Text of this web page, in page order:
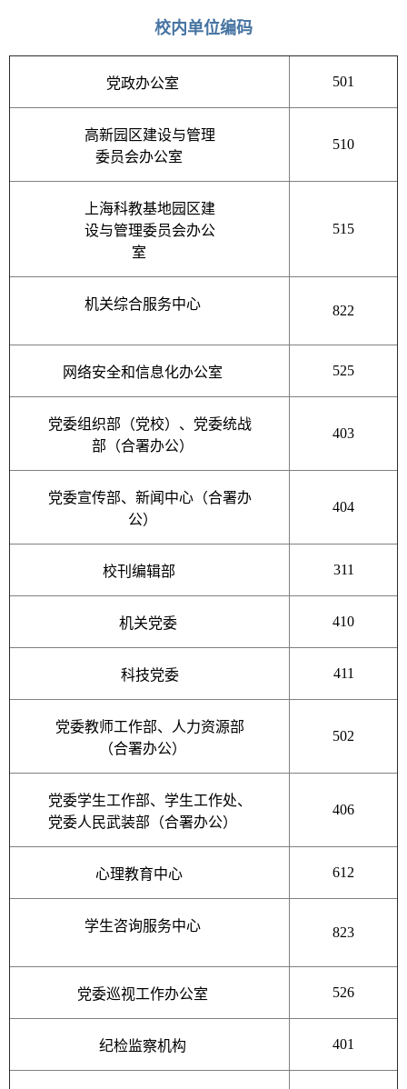
校内单位编码
党政办公室 501
高新园区建设与管理
委员会办公室
510
上海科教基地园区建
设与管理委员会办公
室
515
机关综合服务中心 822
网络安全和信息化办公室 525
党委组织部（党校）、党委统战
部（合署办公）
403
党委宣传部、新闻中心（合署办
公）
404
校刊编辑部 311
机关党委 410
科技党委 411
党委教师工作部、人力资源部
（合署办公）
502
党委学生工作部、学生工作处、
党委人民武装部（合署办公）
406
心理教育中心 612
学生咨询服务中心 823
党委巡视工作办公室 526
纪检监察机构 401